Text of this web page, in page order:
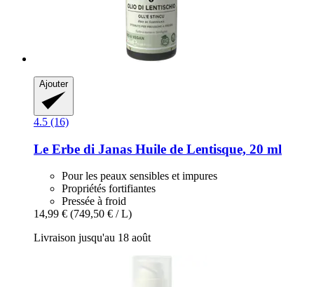
Ajouter
4.5 (16)
Le Erbe di Janas Huile de Lentisque, 20 ml
Pour les peaux sensibles et impures
Propriétés fortifiantes
Pressée à froid
14,99 € (749,50 € / L)
Livraison jusqu'au 18 août